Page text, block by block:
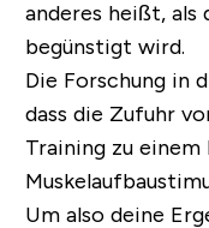
anderes heißt, als
begünstigt wird.
Die Forschung in
dass die Zufuhr
Training zu einem
Um also deine